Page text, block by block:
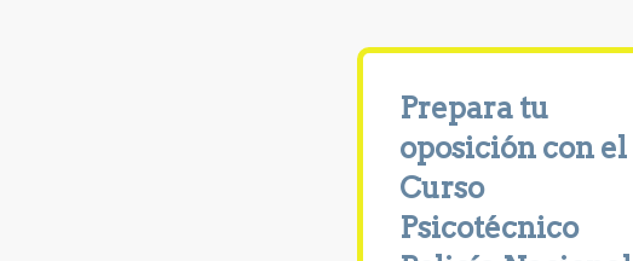
Prepara tu
oposición con el
Curso
Psicotécnico